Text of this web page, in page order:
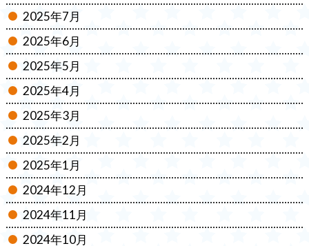
2025年7月
2025年6月
2025年5月
2025年4月
2025年3月
2025年2月
2025年1月
2024年12月
2024年11月
2024年10月